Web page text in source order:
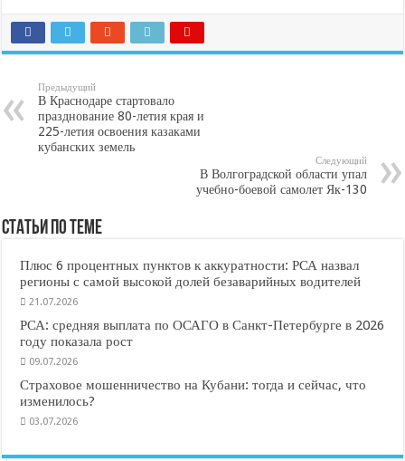
Предыдущий
В Краснодаре стартовало
празднование 80-летия края и
225-летия освоения казаками
кубанских земель
Следующий
В Волгоградской области упал
учебно-боевой самолет Як-130
Статьи по Теме
Плюс 6 процентных пунктов к аккуратности: РСА назвал
регионы с самой высокой долей безаварийных водителей
21.07.2026
РСА: средняя выплата по ОСАГО в Санкт-Петербурге в 2026
году показала рост
09.07.2026
Страховое мошенничество на Кубани: тогда и сейчас, что
изменилось?
03.07.2026